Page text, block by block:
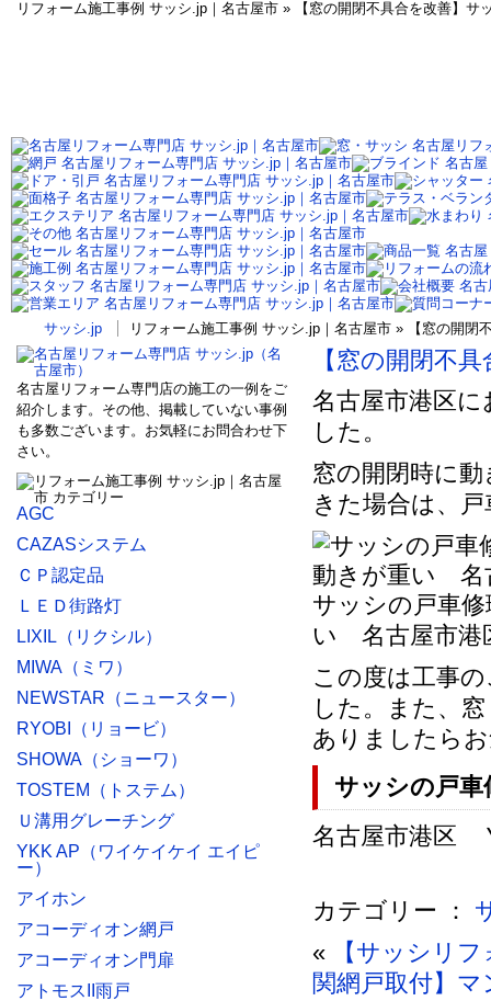
リフォーム施工事例 サッシ.jp｜名古屋市 » 【窓の開閉不具合を改善】
サッシ.jp リフォーム施工事例 サッシ.jp｜名古屋市 » 【窓の開
【窓の開閉不
名古屋市港区
した。
窓の開閉時に
きた場合は、
サッシの戸車
い 名古屋市港
この度は工事
した。また、
ありましたら
サッシの戸
名古屋市港区
カテゴリー ：
«
【サッシリ
関網戸取付】
名古屋リフォーム専門店の施工の一例をご
紹介します。その他、掲載していない事例
も多数ございます。お気軽にお問合わせ下
さい。
AGC
CAZASシステム
ＣＰ認定品
ＬＥＤ街路灯
LIXIL（リクシル）
MIWA（ミワ）
NEWSTAR（ニュースター）
RYOBI（リョービ）
SHOWA（ショーワ）
TOSTEM（トステム）
Ｕ溝用グレーチング
YKK AP（ワイケイケイ エイピ
ー）
アイホン
アコーディオン網戸
アコーディオン門扉
アトモスII雨戸